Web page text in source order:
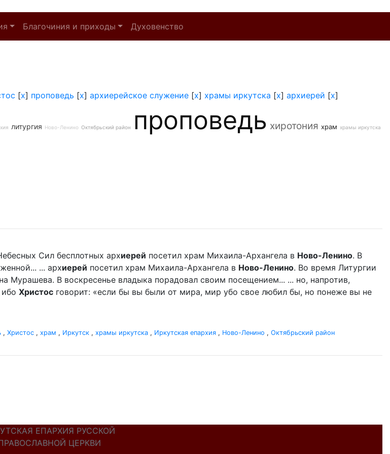
Благочиния и приходы Духовенство
[x] проповедь [x] архиерейское служение [x] храмы иркутска [x] архиерей [x]
литургия Ново-Ленино Октябрьский район проповедь хиротония храм храмы иркутска
Сил бесплотных архиерей посетил храм Михаила-Архангела в Ново-Ленино. В
... архиерей посетил храм Михаила-Архангела в Ново-Ленино. Во время Литургии
Мурашева. В воскресенье владыка порадовал своим посещением... ... но, напротив,
Христос говорит: «если бы вы были от мира, мир убо свое любил бы, но понеже вы не
, Христос , храм , Иркутск , храмы иркутска , Иркутская епархия , Ново-Ленино , Октябрьский район
ЕПАРХИЯ РУССКОЙ
ЦЕРКВИ